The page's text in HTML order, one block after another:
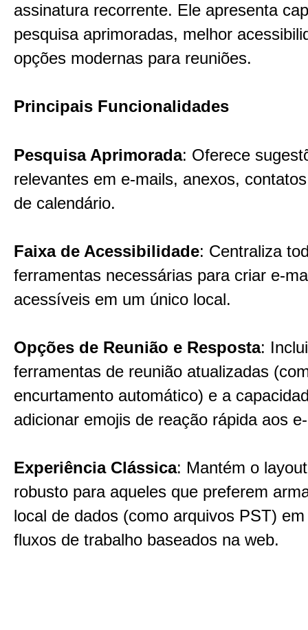
assinatura recorrente. Ele apresenta
pesquisa aprimoradas, melhor
opções modernas para reuniões.
Principais Funcionalidades
Pesquisa Aprimorada: Oferece
relevantes em e-mails, anexos,
de calendário.
Faixa de Acessibilidade: Centraliza
ferramentas necessárias para criar e-
acessíveis em um único local.
Opções de Reunião e Resposta: Inclui
ferramentas de reunião atualizadas
encurtamento automático) e a
adicionar emojis de reação rápida aos
Experiência Clássica: Mantém o
robusto para aqueles que preferem
local de dados (como arquivos PST)
fluxos de trabalho baseados na web.